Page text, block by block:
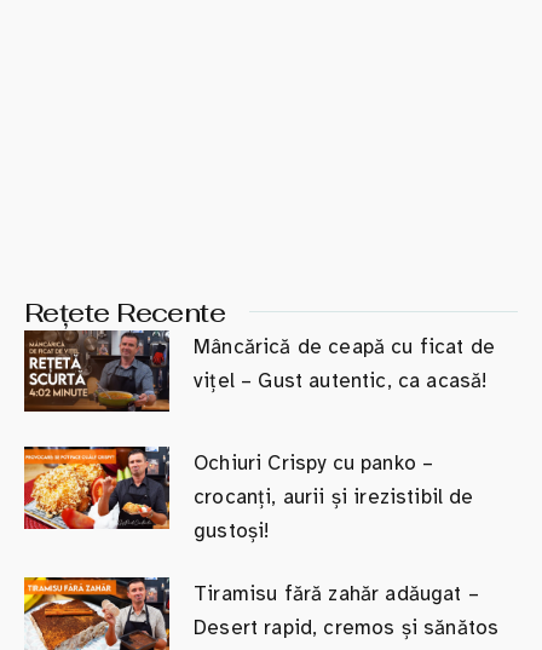
Rețete Recente
Mâncărică de ceapă cu ficat de
vițel – Gust autentic, ca acasă!
Ochiuri Crispy cu panko –
crocanți, aurii și irezistibil de
gustoși!
Tiramisu fără zahăr adăugat –
Desert rapid, cremos și sănătos